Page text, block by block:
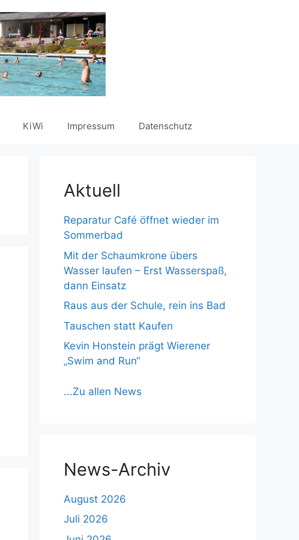
KiWi Impressum Datenschutz
Aktuell
Reparatur Café öffnet wieder im
Sommerbad
Mit der Schaumkrone übers
Wasser laufen – Erst Wasserspaß,
dann Einsatz
Raus aus der Schule, rein ins Bad
Tauschen statt Kaufen
Kevin Honstein prägt Wierener
„Swim and Run“
...Zu allen News
News-Archiv
August 2026
Juli 2026